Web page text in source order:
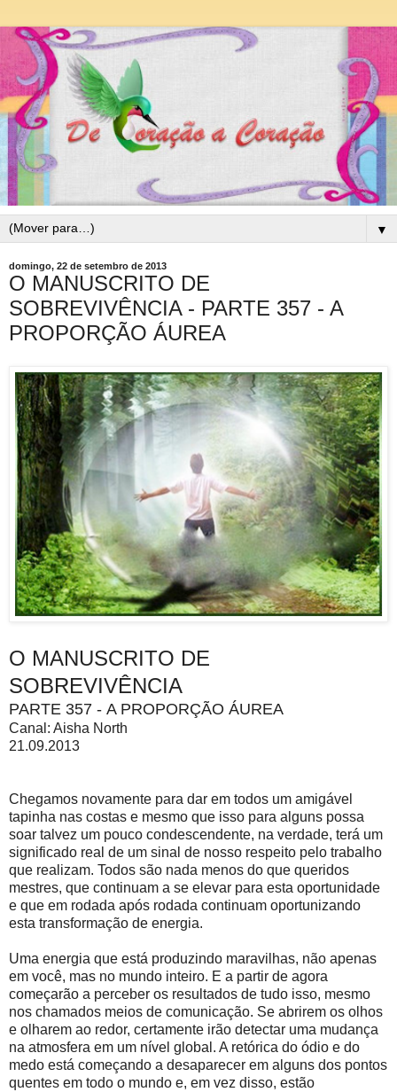
▼
domingo, 22 de setembro de 2013
O MANUSCRITO DE
SOBREVIVÊNCIA - PARTE 357 - A
PROPORÇÃO ÁUREA
O MANUSCRITO DE
SOBREVIVÊNCIA
PARTE 357 - A PROPORÇÃO ÁUREA
Canal: Aisha North
21.09.2013
Chegamos novamente para dar em todos um amigável
tapinha nas costas e mesmo que isso para alguns possa
soar talvez um pouco condescendente, na verdade, terá um
significado real de um sinal de nosso respeito pelo trabalho
que realizam. Todos são nada menos do que queridos
mestres, que continuam a se elevar para esta oportunidade
e que em rodada após rodada continuam oportunizando
esta transformação de energia.
Uma energia que está produzindo maravilhas, não apenas
em você, mas no mundo inteiro. E a partir de agora
começarão a perceber os resultados de tudo isso, mesmo
nos chamados meios de comunicação. Se abrirem os olhos
e olharem ao redor, certamente irão detectar uma mudança
na atmosfera em um nível global. A retórica do ódio e do
medo está começando a desaparecer em alguns dos pontos
quentes em todo o mundo e, em vez disso, estão